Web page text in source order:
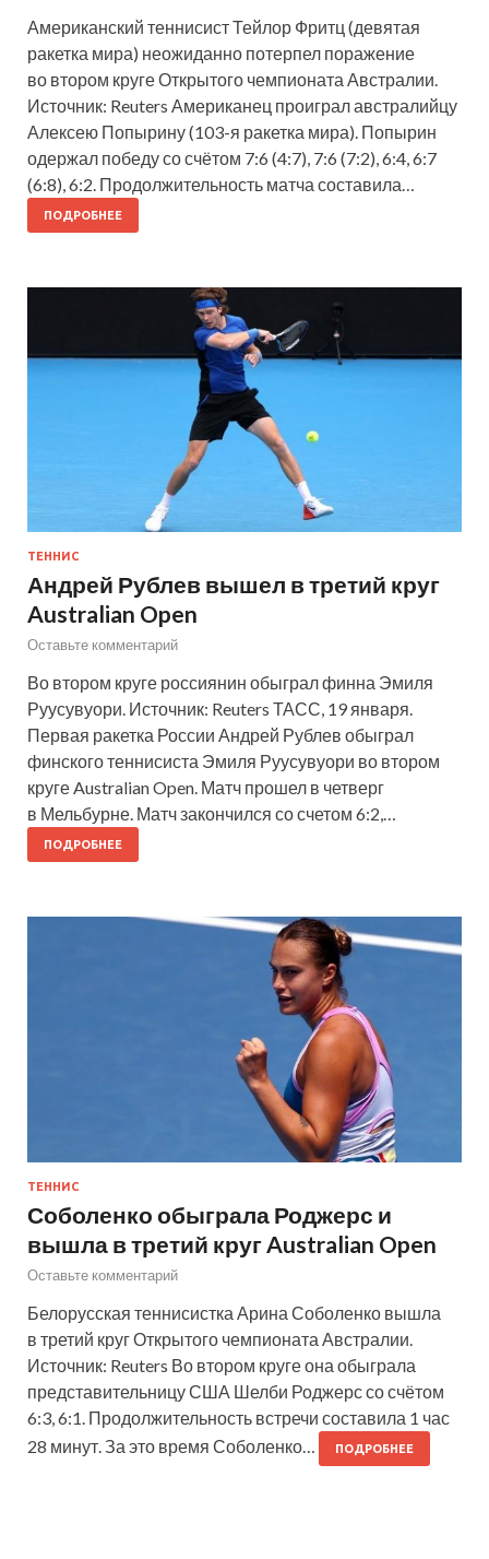
Американский теннисист Тейлор Фритц (девятая
ракетка мира) неожиданно потерпел поражение
во втором круге Открытого чемпионата Австралии.
Источник: Reuters Американец проиграл австралийцу
Алексею Попырину (103-я ракетка мира). Попырин
одержал победу со счётом 7:6 (4:7), 7:6 (7:2), 6:4, 6:7
(6:8), 6:2. Продолжительность матча составила…
ПОДРОБНЕЕ
ТЕННИС
Андрей Рублев вышел в третий круг
Australian Open
Оставьте комментарий
Во втором круге россиянин обыграл финна Эмиля
Руусувуори. Источник: Reuters ТАСС, 19 января.
Первая ракетка России Андрей Рублев обыграл
финского теннисиста Эмиля Руусувуори во втором
круге Australian Open. Матч прошел в четверг
в Мельбурне. Матч закончился со счетом 6:2,…
ПОДРОБНЕЕ
ТЕННИС
Соболенко обыграла Роджерс и
вышла в третий круг Australian Open
Оставьте комментарий
Белорусская теннисистка Арина Соболенко вышла
в третий круг Открытого чемпионата Австралии.
Источник: Reuters Во втором круге она обыграла
представительницу США Шелби Роджерс со счётом
6:3, 6:1. Продолжительность встречи составила 1 час
28 минут. За это время Соболенко…
ПОДРОБНЕЕ